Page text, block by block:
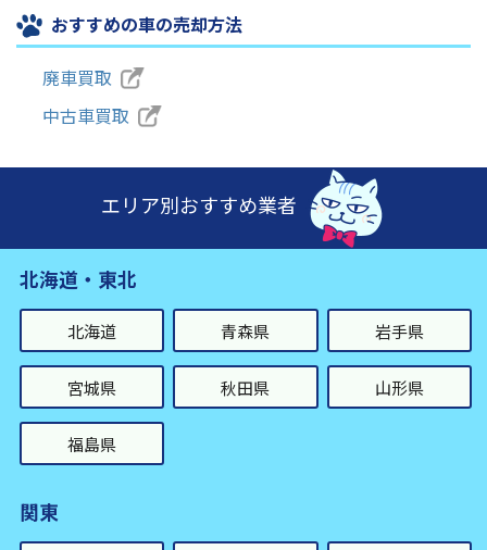
おすすめの車の売却方法
廃車買取
中古車買取
エリア別おすすめ業者
北海道・東北
北海道 青森県 岩手県
宮城県 秋田県 山形県
福島県
関東